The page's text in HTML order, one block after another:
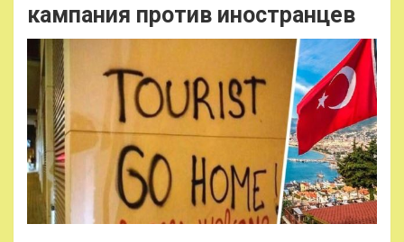
кампания против иностранцев